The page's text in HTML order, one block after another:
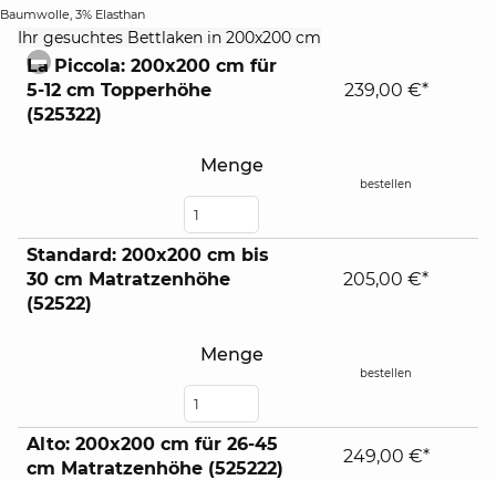
Baumwolle, 3% Elasthan
Ihr gesuchtes Bettlaken in 200x200 cm
contents
La Piccola: 200x200 cm für
5-12 cm Topperhöhe
(525322)
Menge
239,00 €*
bestellen
Standard: 200x200 cm bis
30 cm Matratzenhöhe
(52522)
Menge
205,00 €*
bestellen
Alto: 200x200 cm für 26-45
cm Matratzenhöhe (525222)
249,00 €*